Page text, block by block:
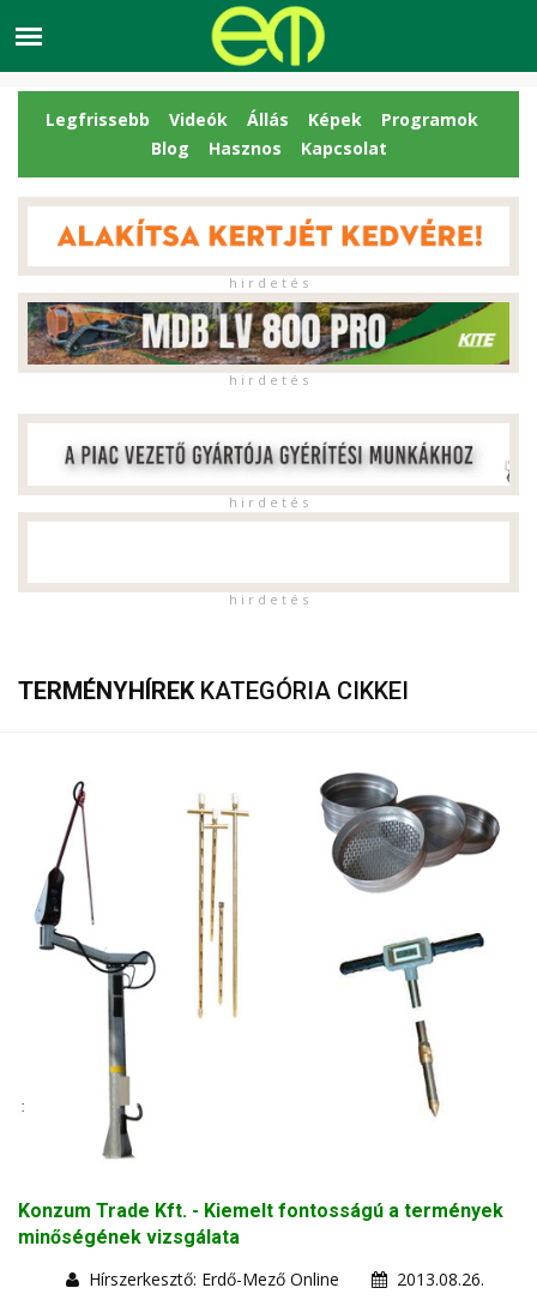
Legfrissebb Videók Állás Képek
Programok
Blog
Hasznos Kapcsolat
h i r d e t é s
h i r d e t é s
h i r d e t é s
h i r d e t é s
TERMÉNYHÍREKKATEGÓRIA CIKKEI
Konzum Trade Kft. - Kiemelt fontosságú a termények
minőségének vizsgálata
Hírszerkesztő: Erdő-Mező Online
2013.08.26.